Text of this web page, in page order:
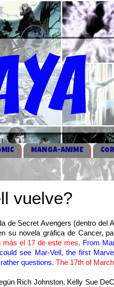
MANGA-ANIME
vuelve?
de Secret Avengers (dentro del
su novela gráfica de Cancer,
más el 17 de este mes. From
see Mar-Vell, the first
questions. The 17th of
Rich Johnston, Kelly Sue